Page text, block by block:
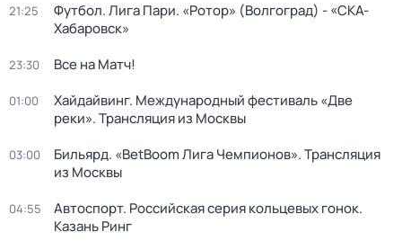
21:25
Футбол. Лига Пари. «Ротор» (Волгоград) - «СКА-
Хабаровск»
23:30 Все на Матч!
01:00
Хайдайвинг. Международный фестиваль «Две
реки». Трансляция из Москвы
03:00
Бильярд. «BetBoom Лига Чемпионов». Трансляция
из Москвы
04:55
Автоспорт. Российская серия кольцевых гонок.
Казань Ринг